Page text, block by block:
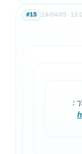
19/04/05
#15
: